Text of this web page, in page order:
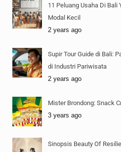
11 Peluang Usaha Di Bali
Modal Kecil
2 years ago
Supir Tour Guide di Bali:
di Industri Pariwisata
2 years ago
Mister Brondong: Snack
3 years ago
Sinopsis Beauty Of